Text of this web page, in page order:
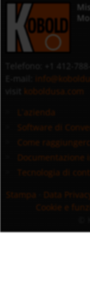
koboldusa.com
L`azienda
Software di
Come raggiungerci
Tecnologia di
Stampa
Data
Cookie e